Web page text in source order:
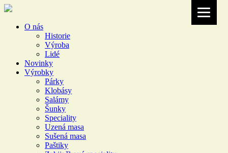
O nás
Historie
Výroba
Lidé
Novinky
Výrobky
Párky
Klobásy
Salámy
Šunky
Speciality
Uzená masa
Sušená masa
Paštiky